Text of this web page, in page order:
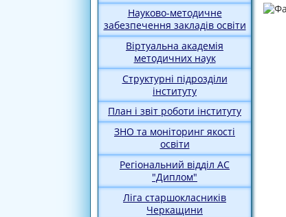
Науково-методичне
забезпечення закладів освіти
Віртуальна академія
методичних наук
Структурні підрозділи
інституту
План і звіт роботи інституту
ЗНО та моніторинг якості
освіти
Регіональний відділ АС
"Диплом"
Ліга старшокласників
Черкащини